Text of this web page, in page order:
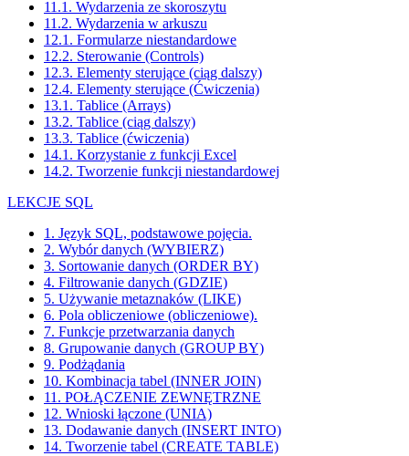
11.1. Wydarzenia ze skoroszytu
11.2. Wydarzenia w arkuszu
12.1. Formularze niestandardowe
12.2. Sterowanie (Controls)
12.3. Elementy sterujące (ciąg dalszy)
12.4. Elementy sterujące (Ćwiczenia)
13.1. Tablice (Arrays)
13.2. Tablice (ciąg dalszy)
13.3. Tablice (ćwiczenia)
14.1. Korzystanie z funkcji Excel
14.2. Tworzenie funkcji niestandardowej
LEKCJE SQL
1. Język SQL, podstawowe pojęcia.
2. Wybór danych (WYBIERZ)
3. Sortowanie danych (ORDER BY)
4. Filtrowanie danych (GDZIE)
5. Używanie metaznaków (LIKE)
6. Pola obliczeniowe (obliczeniowe).
7. Funkcje przetwarzania danych
8. Grupowanie danych (GROUP BY)
9. Podżądania
10. Kombinacja tabel (INNER JOIN)
11. POŁĄCZENIE ZEWNĘTRZNE
12. Wnioski łączone (UNIA)
13. Dodawanie danych (INSERT INTO)
14. Tworzenie tabel (CREATE TABLE)